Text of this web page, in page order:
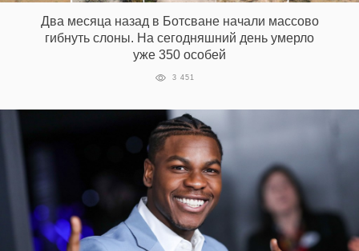
Два месяца назад в Ботсване начали массово
гибнуть слоны. На сегодняшний день умерло
уже 350 особей
3 451